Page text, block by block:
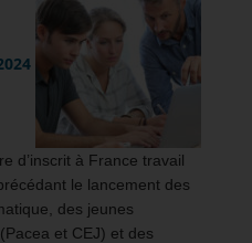
d’inscrit à France travail
le lancement des
des jeunes
et CEJ) et des